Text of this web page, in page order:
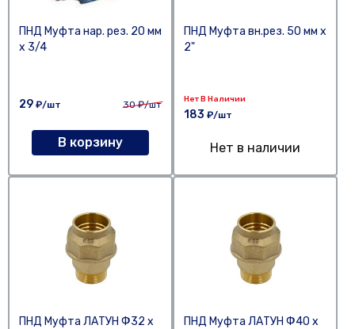
ПНД Муфта нар. рез. 20 мм
х 3/4
29 ₽/шт 30₽/шт
В корзину
ПНД Муфта вн.рез. 50 мм х
2"
Нет В Наличии
183 ₽/шт
Нет в наличии
ПНД Муфта ЛАТУН Ф32 х
ПНД Муфта ЛАТУН Ф40 х